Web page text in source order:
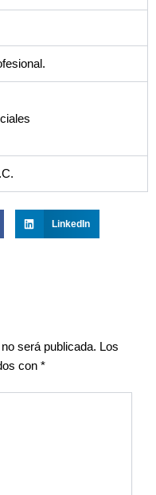
LinkedIn
será publicada. Los
con *